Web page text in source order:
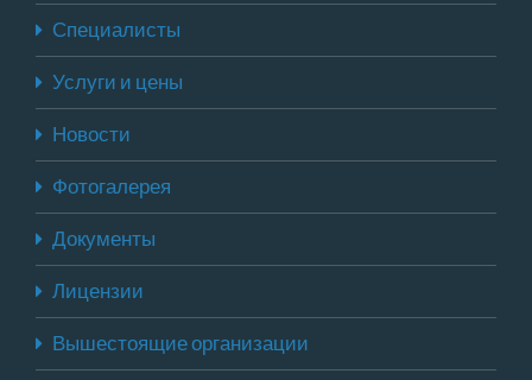
Специалисты
Услуги и цены
Новости
Фотогалерея
Документы
Лицензии
Вышестоящие организации